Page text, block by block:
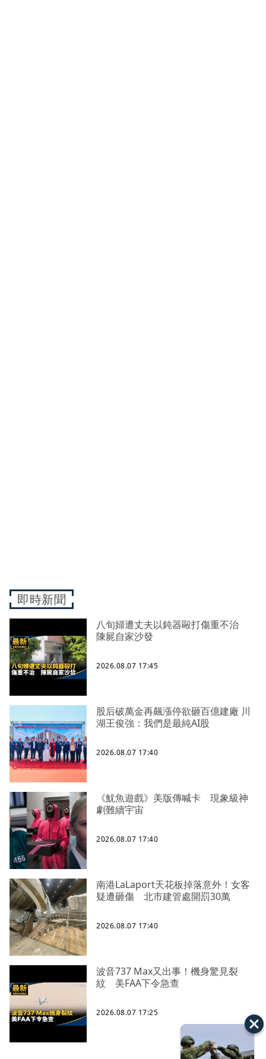
即時新聞
八旬婦遭丈夫以鈍器毆打傷重不治
陳屍自家沙發
2026.08.07 17:45
股后破萬金再飆漲停欲砸百億建廠 川
湖王俊強：我們是最純AI股
2026.08.07 17:40
《魷魚遊戲》美版傳喊卡 現象級神
劇難續宇宙
2026.08.07 17:40
南港LaLaport天花板掉落意外！女客
疑遭砸傷 北市建管處開罰30萬
2026.08.07 17:40
波音737 Max又出事！機身驚見裂
紋 美FAA下令急查
2026.08.07 17:25